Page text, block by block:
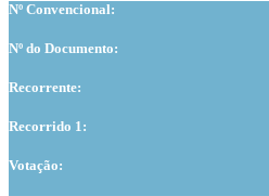
Nº Convencional:
Nº do Documento:
Recorrente:
Recorrido 1:
Votação: